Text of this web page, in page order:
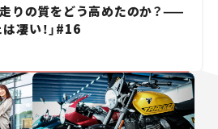
走りの質をどう高めたのか？——
凄い！」#16